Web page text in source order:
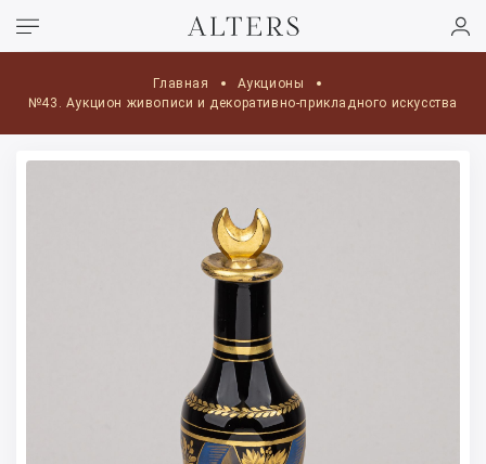
Главная
Аукционы
№43. Аукцион живописи и декоративно-прикладного искусства